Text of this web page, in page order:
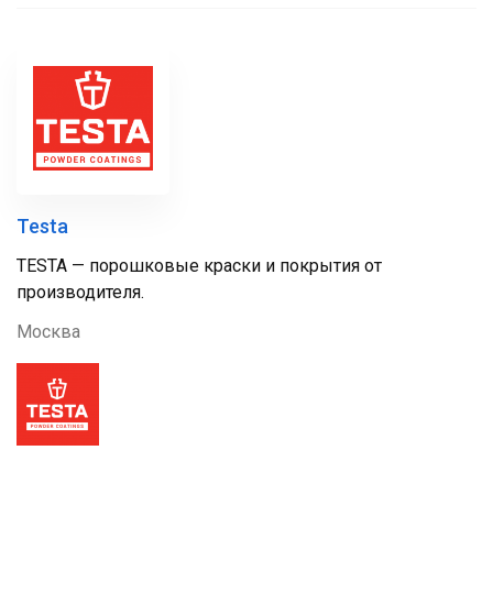
Testa
TESTA — порошковые краски и покрытия от
производителя.
Москва